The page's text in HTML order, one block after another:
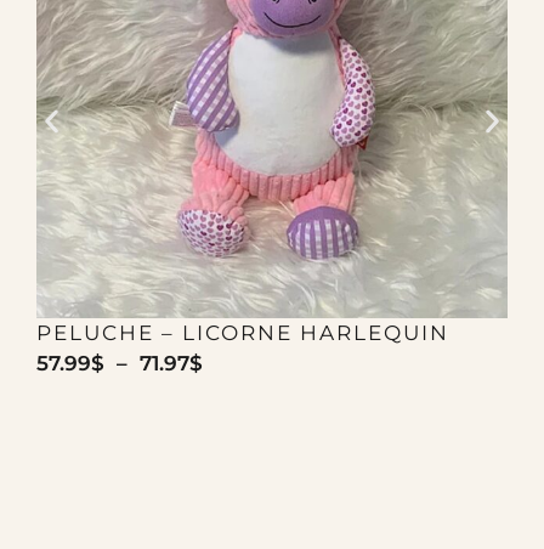
PELUCHE – LICORNE HARLEQUIN
57.99$ – 71.97$